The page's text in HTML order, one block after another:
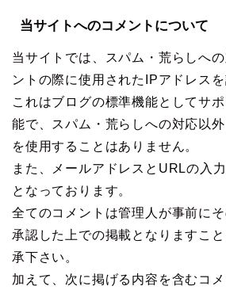
当サイトへのコメントについて
当サイトでは、スパム・荒らしへ
ントの際に使用されたIPアドレスを
これはブログの標準機能としてサ
能で、スパム・荒らしへの対応以
を使用することはありません。
また、メールアドレスとURLの入
となっております。
全てのコメントは管理人が事前にそ
承認した上での掲載となりますこ
承下さい。
加えて、次に掲げる内容を含むコ